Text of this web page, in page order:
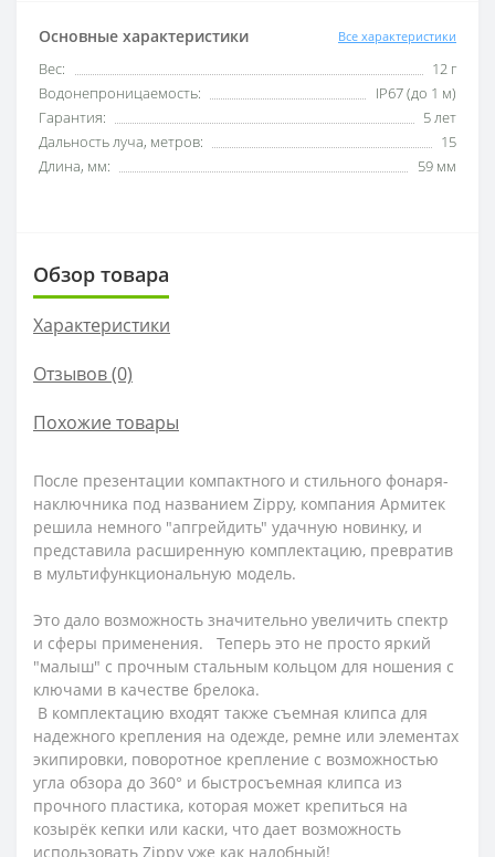
Основные характеристики Все характеристики
Вес:
12 г
Водонепроницаемость:
IP67 (до 1 м)
Гарантия:
5 лет
Дальность луча, метров:
15
Длина, мм:
59 мм
Обзор товара
Характеристики
Отзывов (0)
Похожие товары
После презентации компактного и стильного фонаря-
наключника под названием Zippy, компания Армитек
решила немного "апгрейдить" удачную новинку, и
представила расширенную комплектацию, превратив
в мультифункциональную модель.
Это дало возможность значительно увеличить спектр
и сферы применения. Теперь это не просто яркий
"малыш" с прочным стальным кольцом для ношения с
ключами в качестве брелока.
В комплектацию входят также съемная клипса для
надежного крепления на одежде, ремне или элементах
экипировки, поворотное крепление с возможностью
угла обзора до 360° и быстросъемная клипса из
прочного пластика, которая может крепиться на
козырёк кепки или каски, что дает возможность
использовать Zippy уже как налобный!